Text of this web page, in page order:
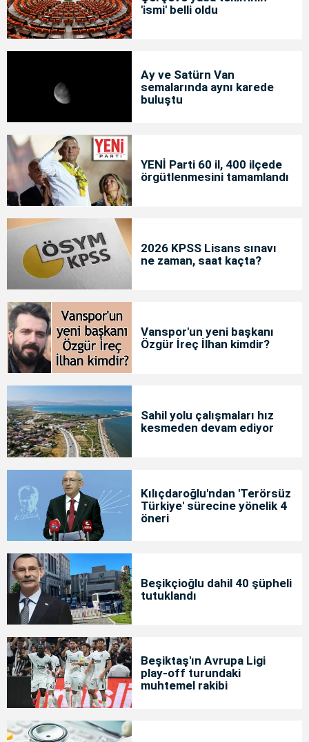
'ismi' belli oldu
Ay ve Satürn Van
semalarında aynı karede
buluştu
YENİ Parti 60 il, 400 ilçede
örgütlenmesini tamamlandı
2026 KPSS Lisans sınavı
ne zaman, saat kaçta?
Vanspor'un yeni başkanı
Özgür İreç İlhan kimdir?
Sahil yolu çalışmaları hız
kesmeden devam ediyor
Kılıçdaroğlu'ndan 'Terörsüz
Türkiye' sürecine yönelik 4
öneri
Beşikçioğlu dahil 40 şüpheli
tutuklandı
Beşiktaş'ın Avrupa Ligi
play-off turundaki
muhtemel rakibi